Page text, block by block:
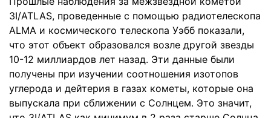
3I/ATLAS, проведенные с помощью радиотелескопа
ALMA и космического телескопа Уэбб показали,
что этот объект образовался возле другой звезды
10-12 миллиардов лет назад. Эти данные были
получены при изучении соотношения изотопов
углерода и дейтерия в газах кометы, которые она
выпускала при сближении с Солнцем. Это значит,